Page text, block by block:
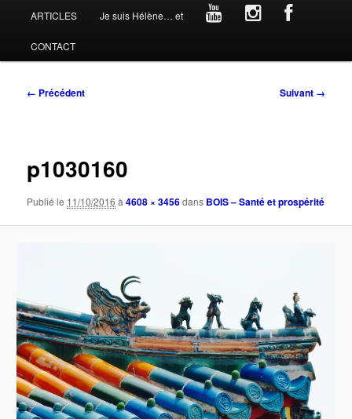
ARTICLES Je suis Hélène… et
CONTACT
Navigation
← Précédent Suivant →
p1030160
Publié le 11/10/2016 à4608 × 3456dans BOIS – Santé et prospérité